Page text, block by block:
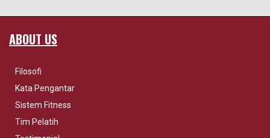
ABOUT US
Filosofi
Kata Pengantar
Sistem Fitness
Tim Pelatih